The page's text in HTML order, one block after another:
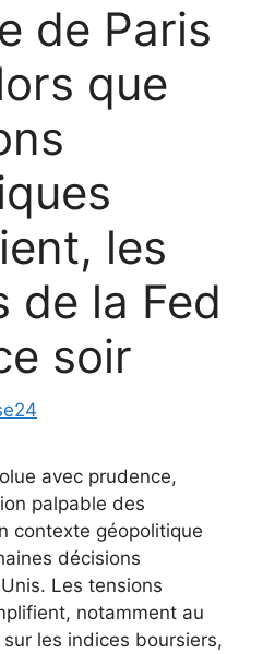
de Paris
que
les
de la Fed
soir
avec prudence,
palpable des
contexte géopolitique
décisions
Les tensions
notamment au
les indices boursiers,